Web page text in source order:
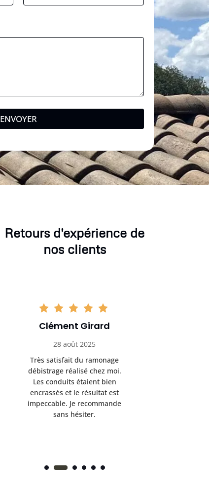
ENVOYER
Retours d'expérience de
nos clients
Clément Girard
28 août 2025
Très satisfait du ramonage
débistrage réalisé chez moi.
Les conduits étaient bien
encrassés et le résultat est
impeccable. Je recommande
sans hésiter.